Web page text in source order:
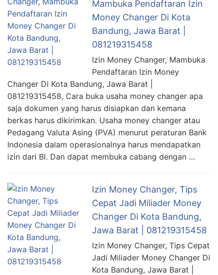
Mambuka Pendaftaran Izin
Money Changer Di Kota
Bandung, Jawa Barat |
081219315458
Izin Money Changer, Mambuka
Pendaftaran Izin Money
Changer Di Kota Bandung, Jawa Barat |
081219315458, Cara buka usaha money changer apa
saja dokumen yang harus disiapkan dan kemana
berkas harus dikirimkan. Usaha money changer atau
Pedagang Valuta Asing (PVA) menurut peraturan Bank
Indonesia dalam operasionalnya harus mendapatkan
izin dari BI. Dan dapat membuka cabang dengan …
Izin Money Changer, Tips
Cepat Jadi Miliader Money
Changer Di Kota Bandung,
Jawa Barat | 081219315458
Izin Money Changer, Tips Cepat
Jadi Miliader Money Changer Di
Kota Bandung, Jawa Barat |